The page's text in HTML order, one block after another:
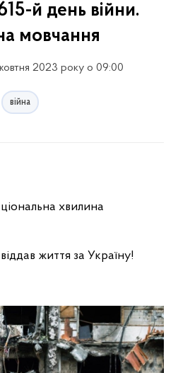
й день війни.
мовчання
2023 року о 09:00
війна
хвилина
життя за Україну!